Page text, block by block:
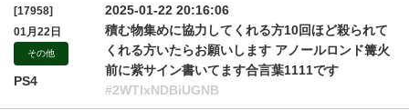
[17958]
01月22日
その他
PS4
2025-01-22 20:16:06
積む物集めに協力してくれる方10回ほど殺られて
くれる方いたらお願いします アノールロンド篝火
前に紫サイン書いてます合言葉1111です
#2WTIxNDBiUGNB